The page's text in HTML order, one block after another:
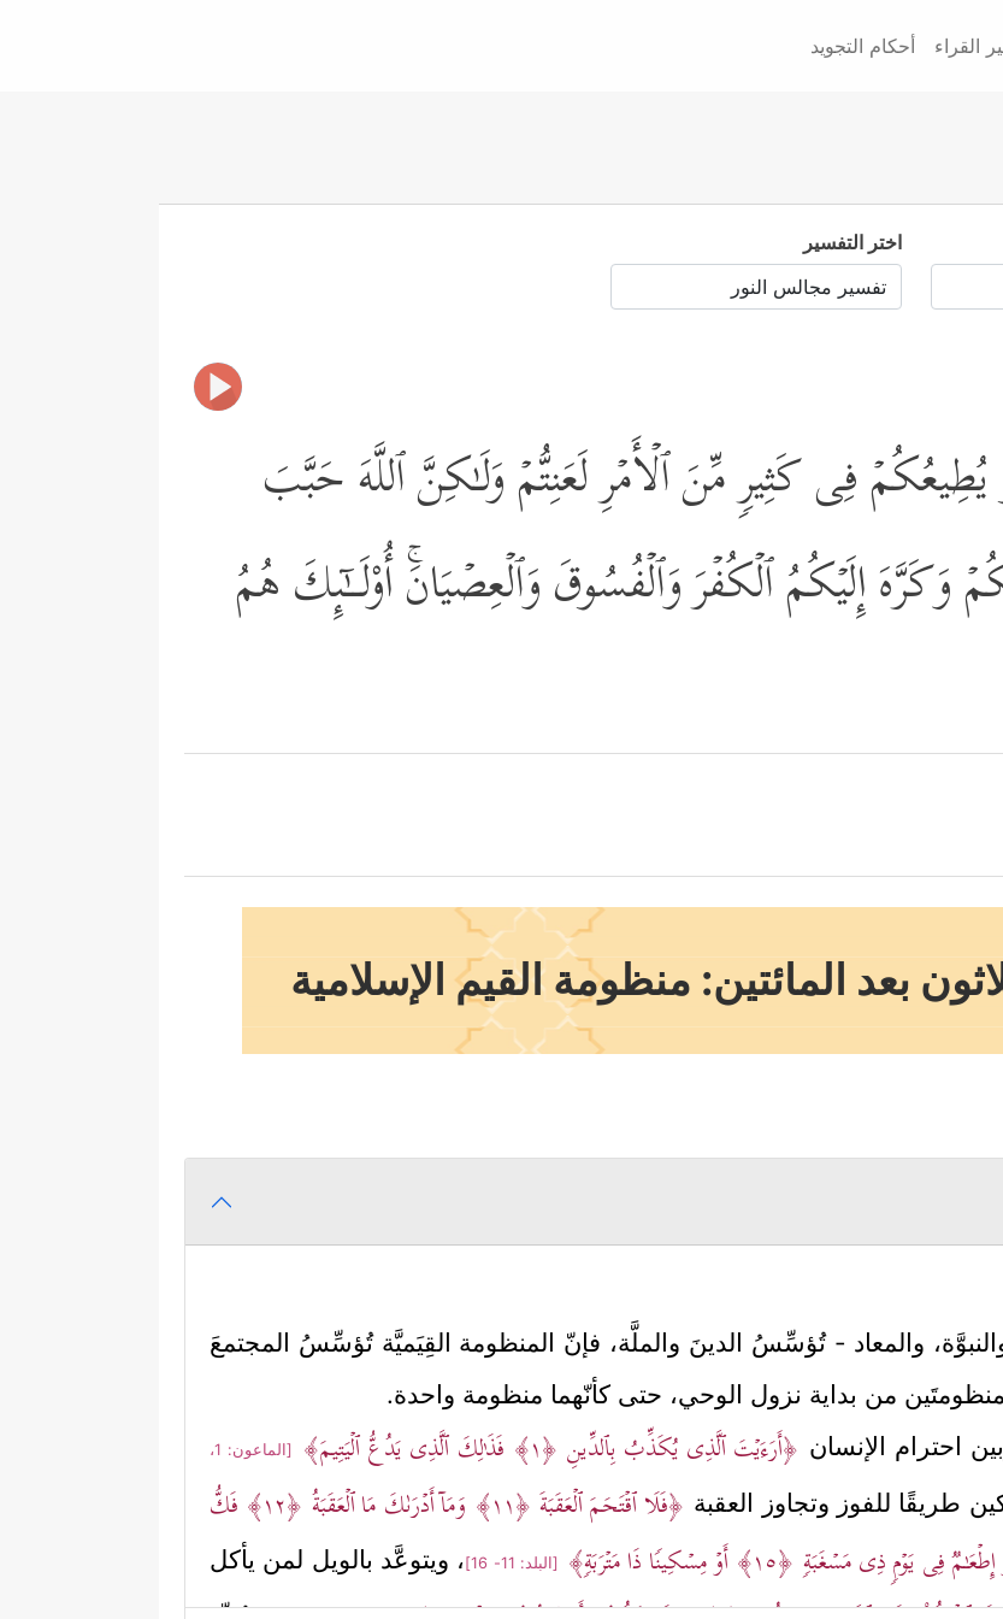
القراء أحكام التجويد
اختر التفسير
یُطِیعُكُمۡ فِی كَثِیرࣲ مِّنَ ٱلۡأَمۡرِ لَعَنِتُّمۡ وَلَـٰكِنَّ ٱللَّهَ حَبَّبَ
وَكَرَّهَ إِلَیۡكُمُ ٱلۡكُفۡرَ وَٱلۡفُسُوقَ وَٱلۡعِصۡیَانَۚ أُوْلَــٰۤىِٕكَ هُمُ
بعد المائتين: منظومة القيم الإسلامية
والمعاد - تُؤسِّسُ الدينَ والملَّة، فإنّ المنظومة القِيَميَّة تُؤسِّسُ المجتمعَ
من بداية نزول الوحي، حتى كأنّهما منظومة واحدة.
احترام الإنسان ﴿أَرَءَیۡتَ ٱلَّذِی یُكَذِّبُ بِٱلدِّینِ ﴿١﴾ فَذَ ٰ⁠لِكَ ٱلَّذِی یَدُعُّ ٱلۡیَتِیمَ﴾ [الماعون: 1،
طريقًا للفوز وتجاوز العقبة ﴿فَلَا ٱقۡتَحَمَ ٱلۡعَقَبَةَ ﴿١١﴾ وَمَاۤ أَدۡرَىٰكَ مَا ٱلۡعَقَبَةُ ﴿١٢﴾
فَكُّ
إِطۡعَـٰمࣱ فِی یَوۡمࣲ ذِی مَسۡغَبَةࣲ ﴿١٥﴾ أَوۡ مِسۡكِینࣰا ذَا مَتۡرَبَةࣲ﴾ [البلد: 11- 16]
، ويتوعَّد بالويل لمن يأكل